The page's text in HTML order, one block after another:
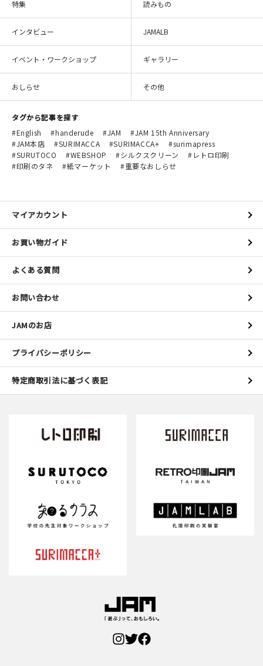
特集 読みもの
インタビュー JAMALB
イベント・ワークショップ ギャラリー
おしらせ その他
タグから記事を探す
English
handerude JAM
JAM 15th Anniversary
JAM本店
SURIMACCA SURIMACCA+
surimapress
SURUTOCO
WEBSHOP シルクスクリーン
レトロ印刷
印刷のタネ
紙マーケット 重要なおしらせ
マイアカウント
お買い物ガイド
よくある質問
お問い合わせ
JAMのお店
プライバシーポリシー
特定商取引法に基づく表記